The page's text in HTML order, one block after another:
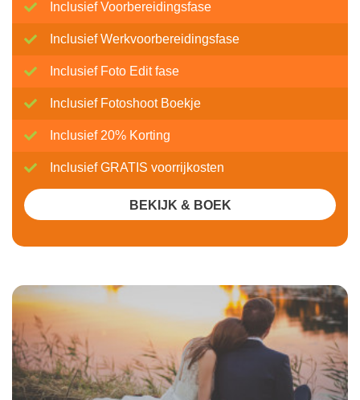
Inclusief Voorbereidingsfase
Inclusief Werkvoorbereidingsfase
Inclusief Foto Edit fase
Inclusief Fotoshoot Boekje
Inclusief 20% Korting
Inclusief GRATIS voorrijkosten
BEKIJK & BOEK